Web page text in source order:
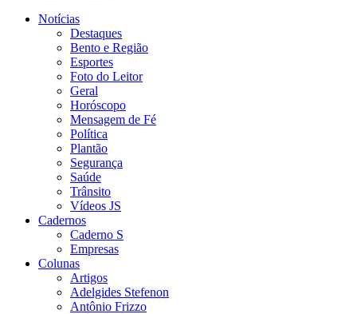
Notícias
Destaques
Bento e Região
Esportes
Foto do Leitor
Geral
Horóscopo
Mensagem de Fé
Política
Plantão
Segurança
Saúde
Trânsito
Vídeos JS
Cadernos
Caderno S
Empresas
Colunas
Artigos
Adelgides Stefenon
Antônio Frizzo